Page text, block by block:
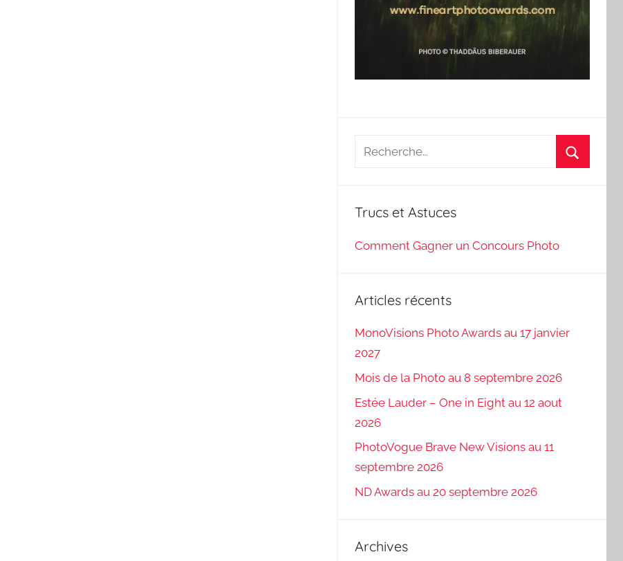
Recherche
Trucs et Astuces
Comment Gagner un Concours Photo
Articles récents
MonoVisions Photo Awards au 17 janvier
2027
Mois de la Photo au 8 septembre 2026
Estée Lauder – One in Eight au 12 aout
2026
PhotoVogue Brave New Visions au 11
septembre 2026
ND Awards au 20 septembre 2026
Archives